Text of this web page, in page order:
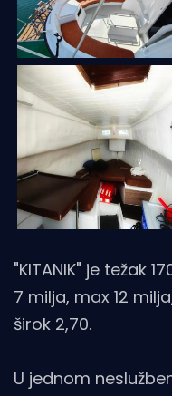
"KITANIK" je težak
7 milja, max 12
širok 2,70.
U jednom